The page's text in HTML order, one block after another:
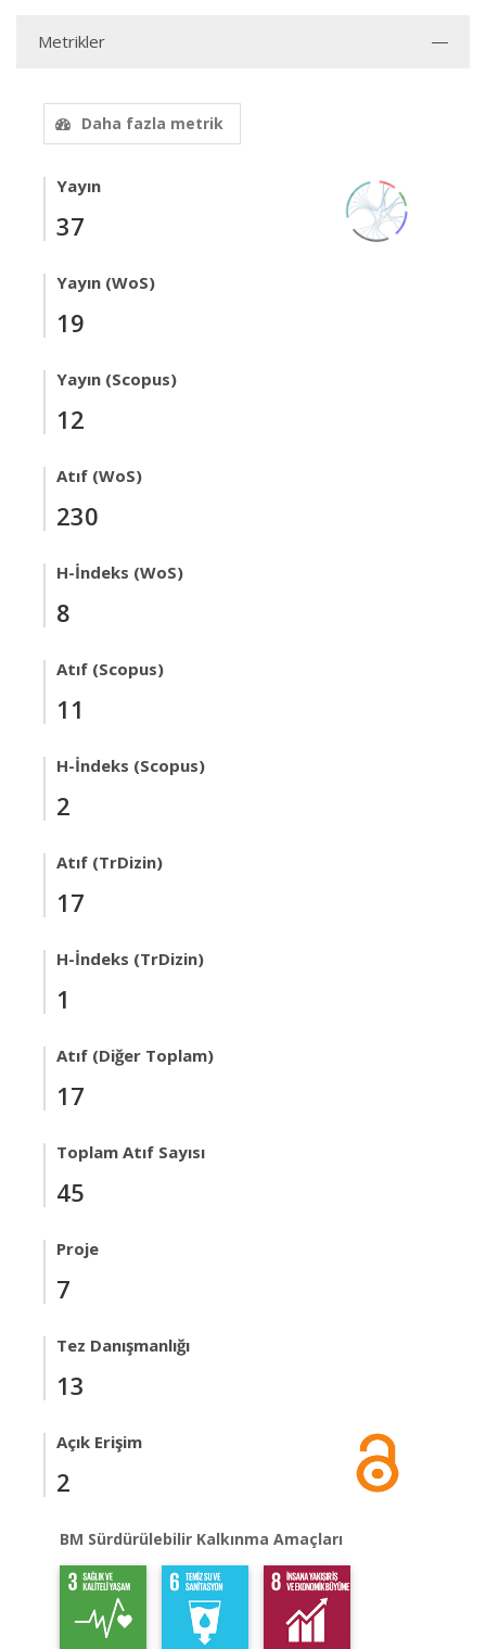
Metrikler
Daha fazla metrik
Yayın
37
Yayın (WoS)
19
Yayın (Scopus)
12
Atıf (WoS)
230
H-İndeks (WoS)
8
Atıf (Scopus)
11
H-İndeks (Scopus)
2
Atıf (TrDizin)
17
H-İndeks (TrDizin)
1
Atıf (Diğer Toplam)
17
Toplam Atıf Sayısı
45
Proje
7
Tez Danışmanlığı
13
Açık Erişim
2
BM Sürdürülebilir Kalkınma Amaçları